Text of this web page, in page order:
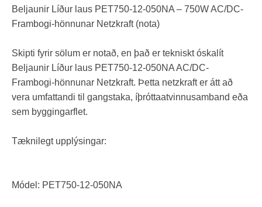
Beljaunir Líður laus PET750-12-050NA – 750W AC/DC-
Frambogi-hönnunar Netzkraft (nota)
Skipti fyrir sölum er notað, en það er tekniskt óskalít
Beljaunir Líður laus PET750-12-050NA AC/DC-
Frambogi-hönnunar Netzkraft. Þetta netzkraft er átt að
vera umfattandi til gangstaka, íþróttaatvinnusamband eða
sem byggingarflet.
Tæknilegt upplýsingar:
Módel: PET750-12-050NA